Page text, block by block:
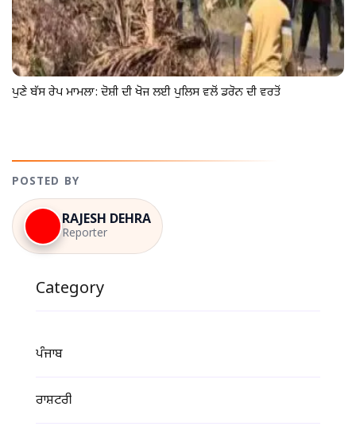
ਪੁਣੇ ਬੱਸ ਰੇਪ ਮਾਮਲਾ: ਦੋਸ਼ੀ ਦੀ ਖੋਜ ਲਈ ਪੁਲਿਸ ਵਲੋਂ ਡਰੋਨ ਦੀ ਵਰਤੋਂ
POSTED BY
RAJESH DEHRA
Reporter
Category
ਪੰਜਾਬ
ਰਾਸ਼ਟਰੀ